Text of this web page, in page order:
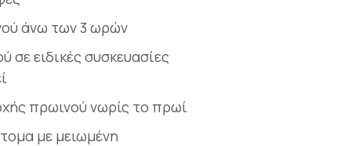
άνω των 3 ωρών
σε ειδικές συσκευασίες
πρωινού νωρίς το πρωί
με μειωμένη